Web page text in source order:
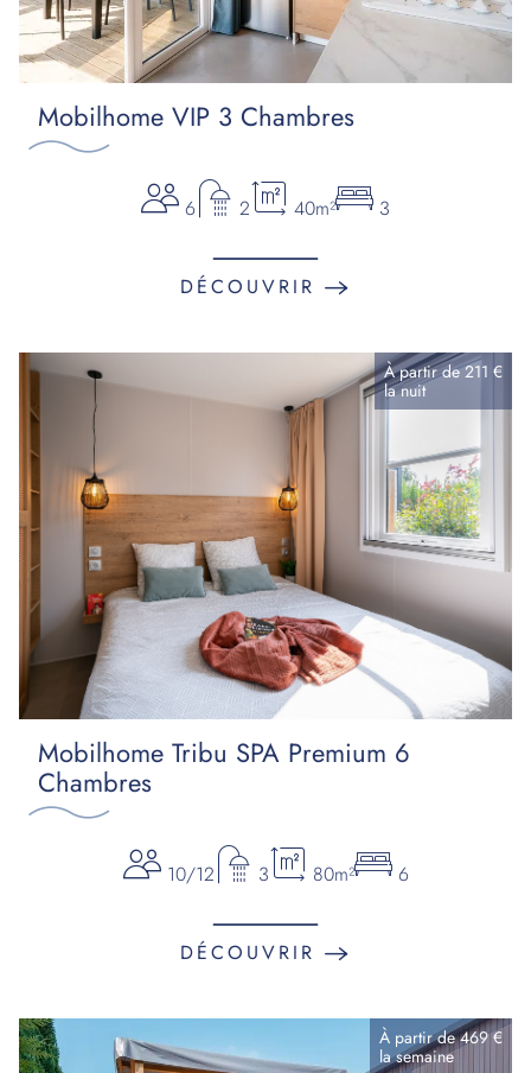
Mobilhome VIP 3 Chambres
6 2 40m² 3
DÉCOUVRIR
À partir de211 €
lanuit
Mobilhome Tribu SPA Premium 6
Chambres
10/12 3 80m² 6
DÉCOUVRIR
À partir de469 €
lasemaine